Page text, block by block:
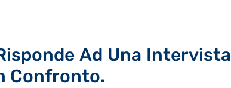
Ad Una Intervista
Confronto.